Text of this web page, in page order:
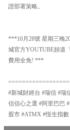
證部署策略。
***10月28號 星期三晚
城官方YOUTUBE頻道
費用全免! ***
#新城財經台 #瑞信 #瑞
信信心之選 #阿里巴巴
股市 #ATMX #恆生指